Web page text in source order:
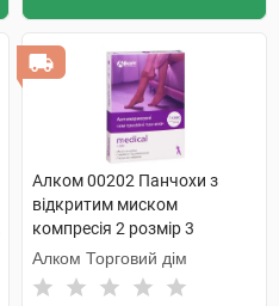
Алком 00202 Панчохи з
відкритим миском
компресія 2 розмір 3
бежевий 1 пара
Алком Торговий дім